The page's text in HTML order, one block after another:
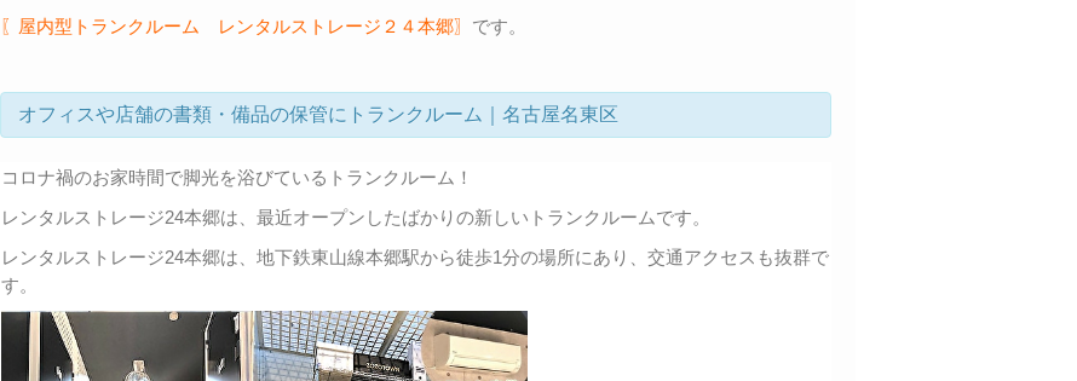
〖屋内型トランクルーム レンタルストレージ２４本郷〗 です。
オフィスや店舗の書類・備品の保管にトランクルーム｜名古屋名東区
コロナ禍のお家時間で脚光を浴びているトランクルーム！
レンタルストレージ24本郷は、最近オープンしたばかりの新しいトランクルームです。
レンタルストレージ24本郷は、地下鉄東山線本郷駅から徒歩1分の場所にあり、交通アクセスも抜群で
す。